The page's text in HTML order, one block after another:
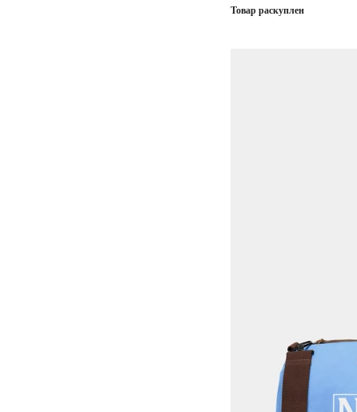
Товар раскуплен